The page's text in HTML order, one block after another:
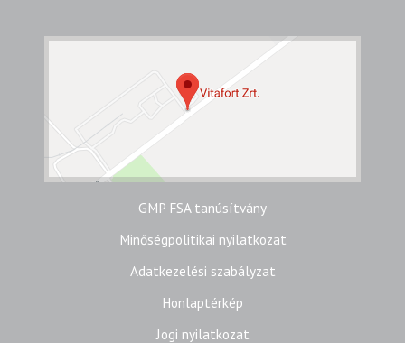
GMP FSA tanúsítvány
Minőségpolitikai nyilatkozat
Adatkezelési szabályzat
Honlaptérkép
Jogi nyilatkozat